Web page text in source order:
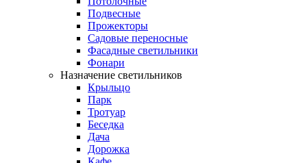
Подвесные
Прожекторы
Садовые переносные
Фасадные светильники
Фонари
Назначение светильников
Крыльцо
Парк
Тротуар
Беседка
Дача
Дорожка